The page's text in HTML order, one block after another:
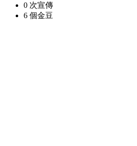
0 次宣傳
6 個金豆